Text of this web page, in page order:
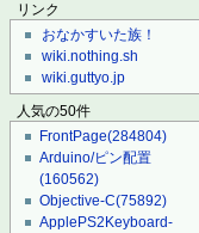
リンク
おなかすいた族！
wiki.nothing.sh
wiki.guttyo.jp
人気の50件
FrontPage(284804)
Arduino/ピン配置
(160562)
Objective-C(75892)
ApplePS2Keyboard-